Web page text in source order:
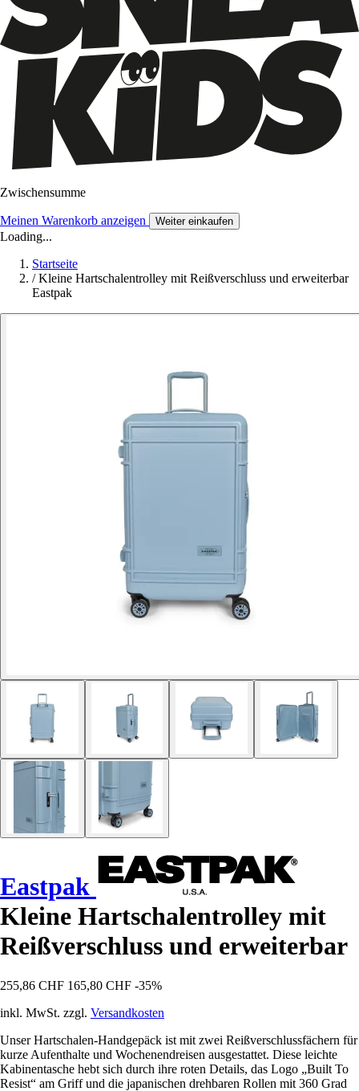
Zwischensumme
Meinen Warenkorb anzeigen Weiter einkaufen
Loading...
Startseite
/ Kleine Hartschalentrolley mit Reißverschluss und erweiterbar
Eastpak
Eastpak
Kleine Hartschalentrolley mit
Reißverschluss und erweiterbar
255,86 CHF 165,80 CHF -35%
inkl. MwSt. zzgl. Versandkosten
Unser Hartschalen-Handgepäck ist mit zwei Reißverschlussfächern für
kurze Aufenthalte und Wochenendreisen ausgestattet. Diese leichte
Kabinentasche hebt sich durch ihre roten Details, das Logo „Built To
Resist“ am Griff und die japanischen drehbaren Rollen mit 360 Grad